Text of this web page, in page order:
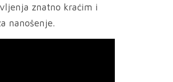
znatno kraćim i
nanošenje.